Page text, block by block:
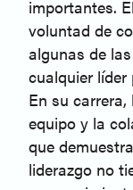
importantes.
voluntad de
algunas de
cualquier líder
En su
equipo y la
que
liderazgo no